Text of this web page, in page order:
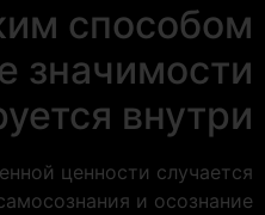
способом
значимости
внутри
ценности случается
и осознание